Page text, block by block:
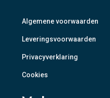
Algemene voorwaarden
Leveringsvoorwaarden
Privacyverklaring
Cookies